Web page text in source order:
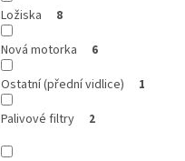
Ložiska 8
Nová motorka 6
Ostatní (přední vidlice) 1
Palivové filtry 2